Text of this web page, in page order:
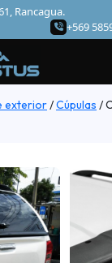
Rancagua.
+569
exterior/Cúpulas /